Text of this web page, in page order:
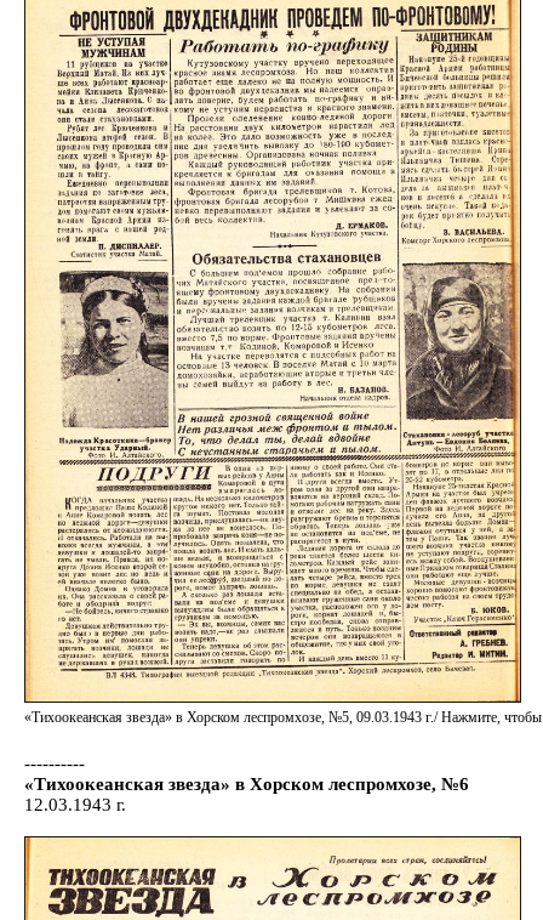
«Тихоокеанская звезда» в Хорском леспромхозе, №5, 09.03.1943 г./ Нажмите,
----------
«Тихоокеанская звезда» в Хорском леспромхозе, №6
12.03.1943 г.